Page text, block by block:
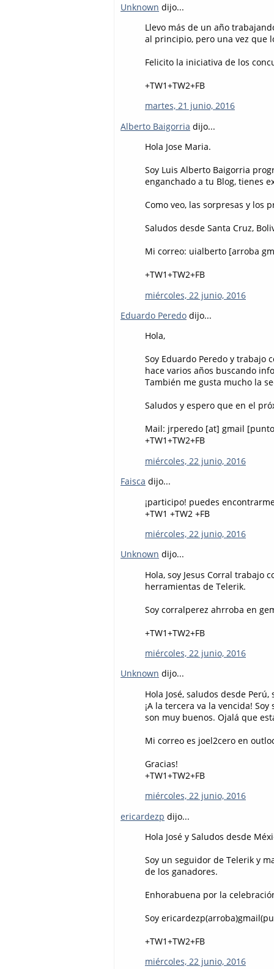
Unknown dijo...
Llevo más de un año
al principio, pero una vez que
Felicito la iniciativa de los
+TW1+TW2+FB
martes, 21 junio, 2016
Alberto Baigorria dijo...
Hola Jose Maria.
Soy Luis Alberto Baigorria
enganchado a tu Blog, tienes
Como veo, las sorpresas y los
Saludos desde Santa Cruz,
Mi correo: uialberto [arroba
+TW1+TW2+FB
miércoles, 22 junio, 2016
Eduardo Peredo dijo...
Hola,
Soy Eduardo Peredo y trabajo
hace varios años buscando
También me gusta mucho la
Saludos y espero que en el
Mail: jrperedo [at] gmail
+TW1+TW2+FB
miércoles, 22 junio, 2016
Faisca dijo...
¡participo! puedes
+TW1 +TW2 +FB
miércoles, 22 junio, 2016
Unknown dijo...
Hola, soy Jesus Corral trabajo
herramientas de Telerik.
Soy corralperez ahrroba en
+TW1+TW2+FB
miércoles, 22 junio, 2016
Unknown dijo...
Hola José, saludos desde Perú,
¡A la tercera va la vencida!
son muy buenos. Ojalá que
Mi correo es joel2cero en
Gracias!
+TW1+TW2+FB
miércoles, 22 junio, 2016
ericardezp dijo...
Hola José y Saludos desde
Soy un seguidor de Telerik y
de los ganadores.
Enhorabuena por la
Soy
+TW1+TW2+FB
miércoles, 22 junio, 2016